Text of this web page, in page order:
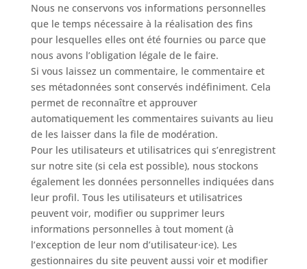
Nous ne conservons vos informations personnelles
que le temps nécessaire à la réalisation des fins
pour lesquelles elles ont été fournies ou parce que
nous avons l’obligation légale de le faire.
Si vous laissez un commentaire, le commentaire et
ses métadonnées sont conservés indéfiniment. Cela
permet de reconnaître et approuver
automatiquement les commentaires suivants au lieu
de les laisser dans la file de modération.
Pour les utilisateurs et utilisatrices qui s’enregistrent
sur notre site (si cela est possible), nous stockons
également les données personnelles indiquées dans
leur profil. Tous les utilisateurs et utilisatrices
peuvent voir, modifier ou supprimer leurs
informations personnelles à tout moment (à
l’exception de leur nom d’utilisateur·ice). Les
gestionnaires du site peuvent aussi voir et modifier